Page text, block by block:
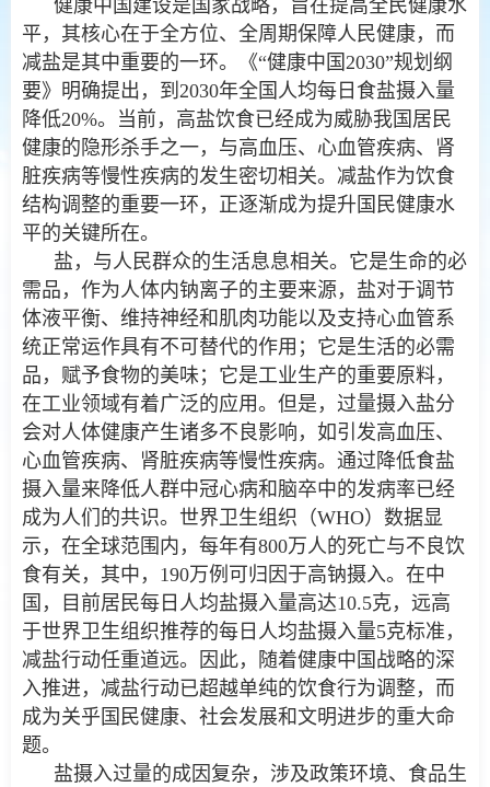
健康中国建设是国家战略，旨在提高全民健康水
平，其核心在于全方位、全周期保障人民健康，而
减盐是其中重要的一环。《“健康中国2030”规划纲
要》明确提出，到2030年全国人均每日食盐摄入量
降低20%。当前，高盐饮食已经成为威胁我国居民
健康的隐形杀手之一，与高血压、心血管疾病、肾
脏疾病等慢性疾病的发生密切相关。减盐作为饮食
结构调整的重要一环，正逐渐成为提升国民健康水
平的关键所在。
盐，与人民群众的生活息息相关。它是生命的必
需品，作为人体内钠离子的主要来源，盐对于调节
体液平衡、维持神经和肌肉功能以及支持心血管系
统正常运作具有不可替代的作用；它是生活的必需
品，赋予食物的美味；它是工业生产的重要原料，
在工业领域有着广泛的应用。但是，过量摄入盐分
会对人体健康产生诸多不良影响，如引发高血压、
心血管疾病、肾脏疾病等慢性疾病。通过降低食盐
摄入量来降低人群中冠心病和脑卒中的发病率已经
成为人们的共识。世界卫生组织（WHO）数据显
示，在全球范围内，每年有800万人的死亡与不良饮
食有关，其中，190万例可归因于高钠摄入。在中
国，目前居民每日人均盐摄入量高达10.5克，远高
于世界卫生组织推荐的每日人均盐摄入量5克标准，
减盐行动任重道远。因此，随着健康中国战略的深
入推进，减盐行动已超越单纯的饮食行为调整，而
成为关乎国民健康、社会发展和文明进步的重大命
题。
盐摄入过量的成因复杂，涉及政策环境、食品生